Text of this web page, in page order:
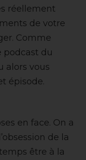
réellement
de votre
Comme
podcast du
alors vous
épisode.
en face. On a
de la
être à la